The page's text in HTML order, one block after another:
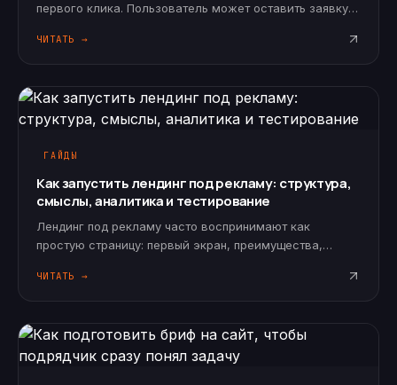
первого клика. Пользователь может оставить заявку
импульсивно. Он сравнивает подрядчиков, изучает
ЧИТАТЬ →
ГАЙДЫ
Как запустить лендинг под рекламу: структура,
смыслы, аналитика и тестирование
Лендинг под рекламу часто воспринимают как
простую страницу: первый экран, преимущества,
страница должна принимать платный трафик, к ней
ЧИТАТЬ →